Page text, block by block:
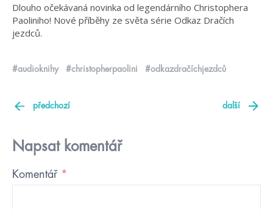
Dlouho očekávaná novinka od legendárního Christophera
Paoliniho! Nové příběhy ze světa série Odkaz Dračích
jezdců.
#audioknihy #christopherpaolini #odkazdračíchjezdců
předchozí další
Napsat komentář
Komentář *